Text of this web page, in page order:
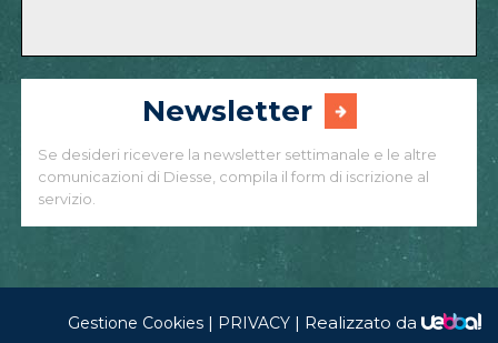
Newsletter
Se desideri ricevere la newsletter settimanale e le altre
comunicazioni di Diesse, compila il form di iscrizione al
servizio.
Gestione Cookies | PRIVACY | Realizzato da